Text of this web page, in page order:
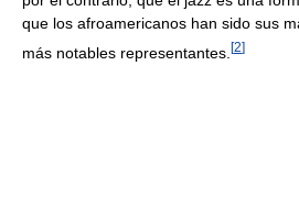
que los afroamericanos han sido sus
más notables representantes. [2]